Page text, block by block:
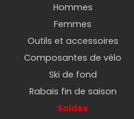
Hommes
Femmes
Outils et accessoires
Composantes de vélo
Ski de fond
Rabais fin de saison
Soldes